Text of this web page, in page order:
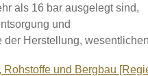
als 16 bar ausgelegt sind,
und
der Herstellung,
und Bergbau